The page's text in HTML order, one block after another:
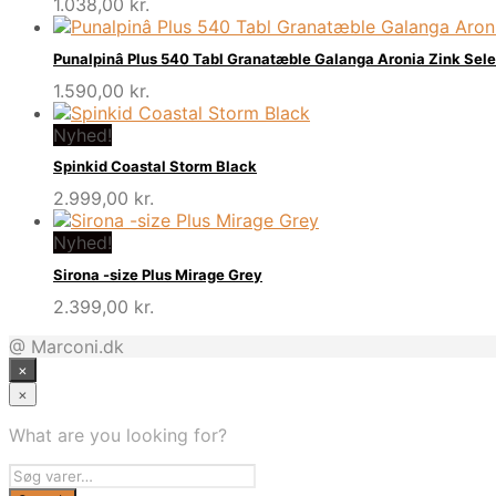
1.038,00 kr.
Punalpinâ Plus 540 Tabl Granatæble Galanga Aronia Zink
1.590,00 kr.
Nyhed!
Spinkid Coastal Storm Black
2.999,00 kr.
Nyhed!
Sirona -size Plus Mirage Grey
2.399,00 kr.
@ Marconi.dk
×
×
What are you looking for?